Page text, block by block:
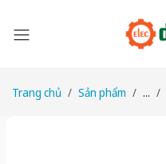
Trang chủ Sản phẩm ...